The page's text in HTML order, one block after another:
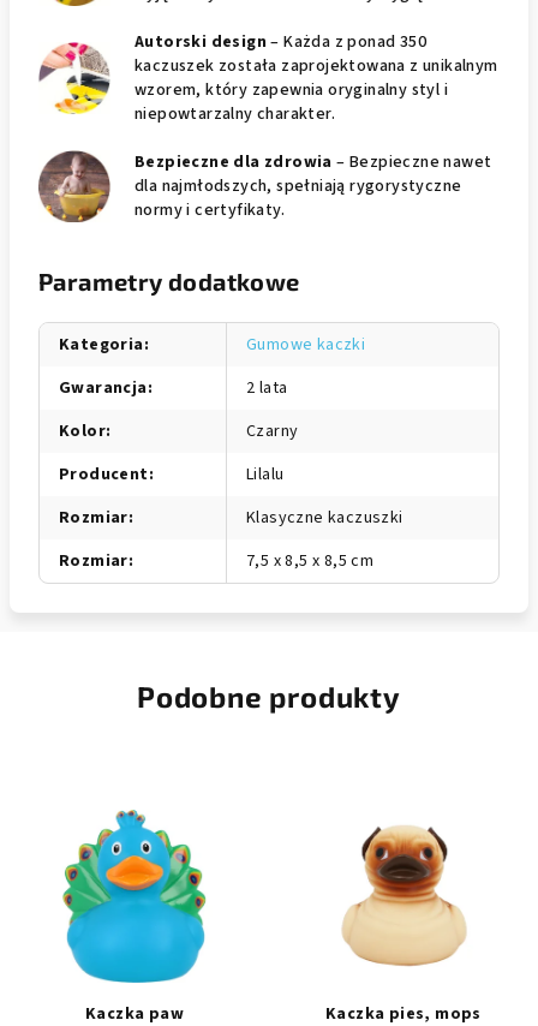
Autorski design – Każda z ponad 350
kaczuszek została zaprojektowana z unikalnym
wzorem, który zapewnia oryginalny styl i
niepowtarzalny charakter.
Bezpieczne dla zdrowia – Bezpieczne nawet
dla najmłodszych, spełniają rygorystyczne
normy i certyfikaty.
Parametry dodatkowe
Kategoria:
Gumowe kaczki
Gwarancja:
2 lata
Kolor:
Czarny
Producent:
Lilalu
Rozmiar:
Klasyczne kaczuszki
Rozmiar: 7,5 x 8,5 x 8,5 cm
Podobne produkty
Kaczka paw Kaczka pies, mops